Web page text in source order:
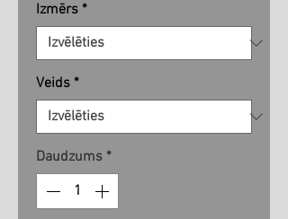
Izmērs *
Veids *
Daudzums *